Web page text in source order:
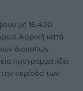
με 16.400
Αφρική κατά
διακοπών.
προγραμματίζει
περίοδο των